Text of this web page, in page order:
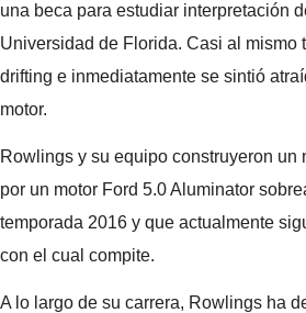
una beca para estudiar interpretación
Universidad de Florida. Casi al mismo
drifting e inmediatamente se sintió
motor.
Rowlings y su equipo construyeron un
por un motor Ford 5.0 Aluminator
temporada 2016 y que actualmente
con el cual compite.
A lo largo de su carrera, Rowlings ha